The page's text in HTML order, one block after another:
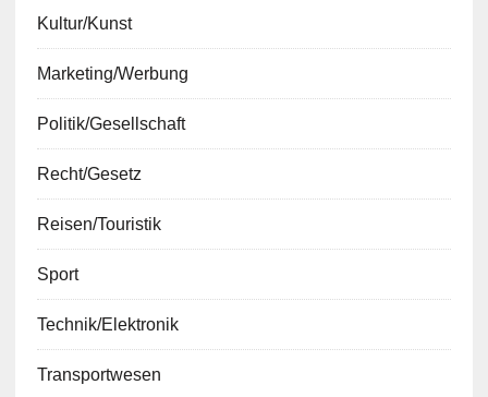
Kultur/Kunst
Marketing/Werbung
Politik/Gesellschaft
Recht/Gesetz
Reisen/Touristik
Sport
Technik/Elektronik
Transportwesen